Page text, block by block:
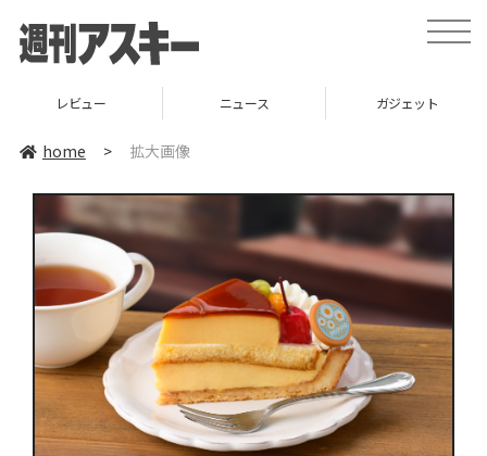
toggle
レビュー ニュース ガジェット
home > 拡大画像